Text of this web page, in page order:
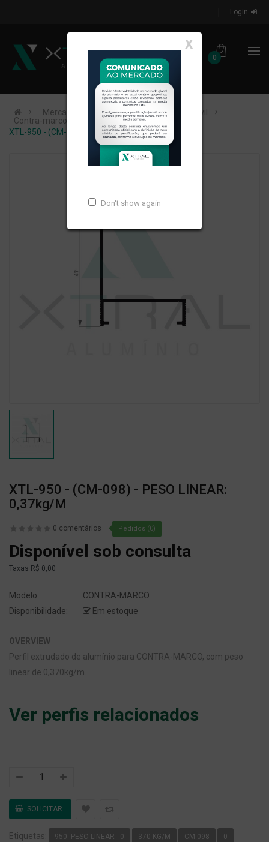
Login
0
X
Don't show again
Mercados de Atuação
Construção Civil
Contra-marco
XTL-950 - (CM-098) - PESO LINEAR: 0,37kg/m
XTL-950 - (CM-098) - PESO LINEAR:
0,37kg/m
0 comentários Pedidos (0)
Disponível sob consulta
Taxas R$ 0,00
Modelo:
CONTRA-MARCO
Disponibilidade:
Em estoque
OVERVIEW
Perfil extrudado de alumínio para CONTRA-MARCO, com peso
linear de 0,370kg/m.
Ver perfis relacionados
Etiquetas: 950- PESO LINEAR - 0 370 KG/M CM-098 0